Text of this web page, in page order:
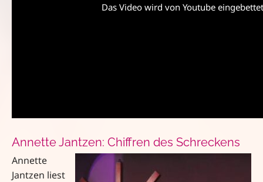
Das Video wird von Youtube
Annette Jantzen: Chiffren des Schreckens
Annette
Jantzen liest